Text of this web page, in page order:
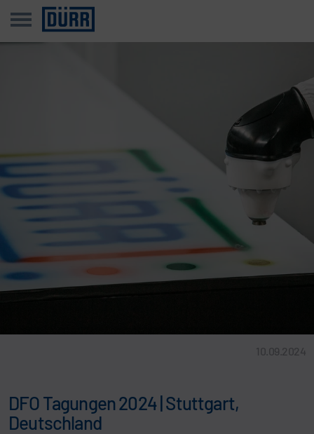
10.09.2024
DFO Tagungen 2024 | Stuttgart,
Deutschland